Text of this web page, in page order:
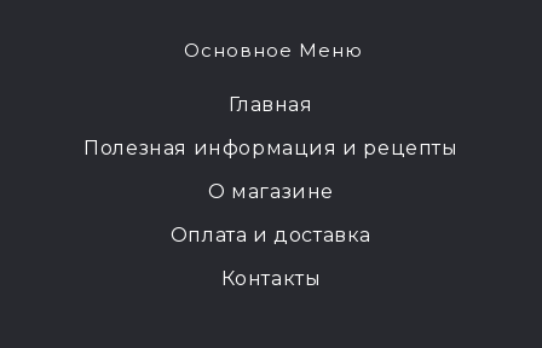
Основное Меню
Главная
Полезная информация и рецепты
О магазине
Оплата и доставка
Контакты